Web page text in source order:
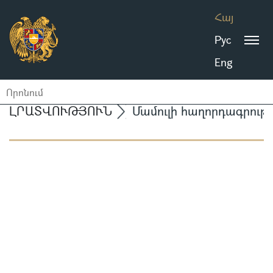
Հայ
Рус
Eng
ԼՐԱՏՎՈՒԹՅՈՒՆ Մամուլի